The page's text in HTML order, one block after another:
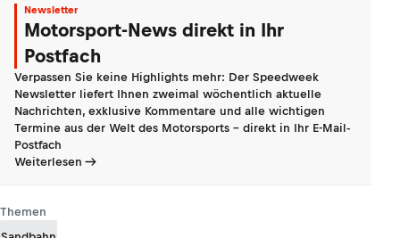
Newsletter
Motorsport-News direkt in Ihr
Postfach
Verpassen Sie keine Highlights mehr: Der Speedweek
Newsletter liefert Ihnen zweimal wöchentlich aktuelle
Nachrichten, exklusive Kommentare und alle wichtigen
Termine aus der Welt des Motorsports - direkt in Ihr E-Mail-
Postfach
Weiterlesen
Themen